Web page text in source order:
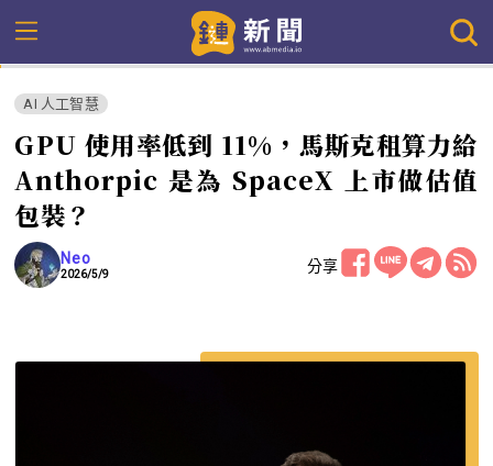
AI 人工智慧
GPU 使用率低到 11%，馬斯克租算力給
Anthorpic 是為 SpaceX 上市做估值
包裝？
Neo
2026/5/9 分享